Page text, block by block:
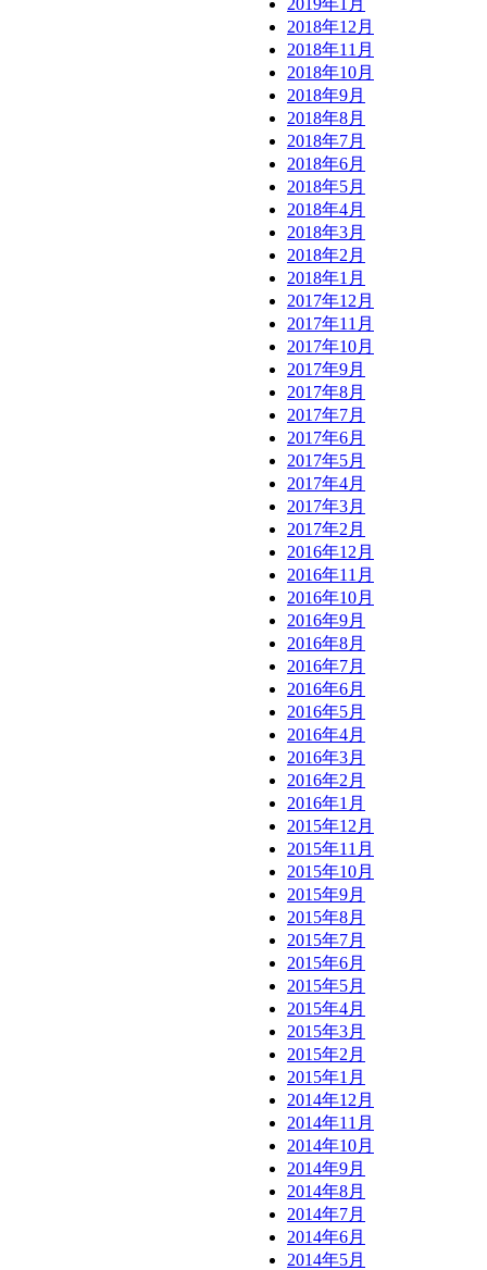
2018年12月
2018年11月
2018年10月
2018年9月
2018年8月
2018年7月
2018年6月
2018年5月
2018年4月
2018年3月
2018年2月
2018年1月
2017年12月
2017年11月
2017年10月
2017年9月
2017年8月
2017年7月
2017年6月
2017年5月
2017年4月
2017年3月
2017年2月
2016年12月
2016年11月
2016年10月
2016年9月
2016年8月
2016年7月
2016年6月
2016年5月
2016年4月
2016年3月
2016年2月
2016年1月
2015年12月
2015年11月
2015年10月
2015年9月
2015年8月
2015年7月
2015年6月
2015年5月
2015年4月
2015年3月
2015年2月
2015年1月
2014年12月
2014年11月
2014年10月
2014年9月
2014年8月
2014年7月
2014年6月
2014年5月